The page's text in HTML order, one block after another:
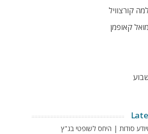
קורצוויל
קאופמן
סודות | היחס לשופטי בג"ץ